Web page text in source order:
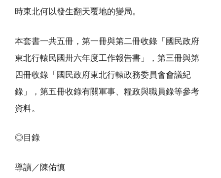
時東北何以發生翻天覆地的變局。
本套書一共五冊，第一冊與第二冊收錄「國民政府
東北行轅民國卅六年度工作報告書」，第三冊與第
四冊收錄「國民政府東北行轅政務委員會會議紀
錄」，第五冊收錄有關軍事、糧政與職員錄等參考
資料。
◎目錄
導讀／陳佑慎